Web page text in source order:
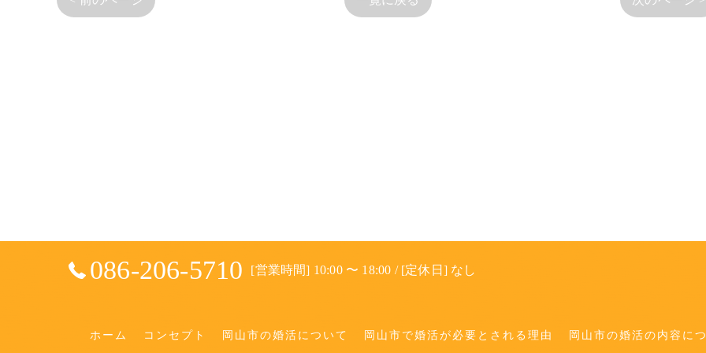
086-206-5710 [営業時間] 10:00 〜 18:00 / [定休日] なし
ホーム コンセプト 岡山市の婚活について 岡山市で婚活が必要とされる理由 岡山市の婚活の内容に